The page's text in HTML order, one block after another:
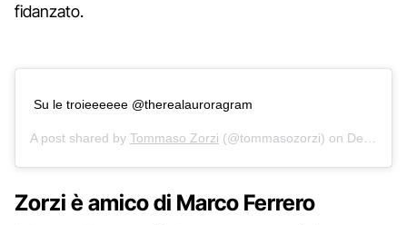
fidanzato.
Su le troieeeeee @therealauroragram
A post shared by Tommaso Zorzi (@tommasozorzi) on Dec 9, 2014 at 1:55am PST
Zorzi è amico di Marco Ferrero